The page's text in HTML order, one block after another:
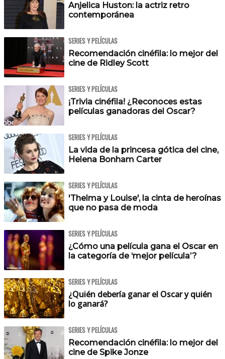
Anjelica Huston: la actriz retro
contemporánea
SERIES Y PELÍCULAS
Recomendación cinéfila: lo mejor del
cine de Ridley Scott
SERIES Y PELÍCULAS
¡Trivia cinéfila! ¿Reconoces estas
películas ganadoras del Oscar?
SERIES Y PELÍCULAS
La vida de la princesa gótica del cine,
Helena Bonham Carter
SERIES Y PELÍCULAS
'Thelma y Louise', la cinta de heroínas
que no pasa de moda
SERIES Y PELÍCULAS
¿Cómo una película gana el Oscar en
la categoría de ‘mejor película’?
SERIES Y PELÍCULAS
¿Quién debería ganar el Oscar y quién
lo ganará?
SERIES Y PELÍCULAS
Recomendación cinéfila: lo mejor del
cine de Spike Jonze